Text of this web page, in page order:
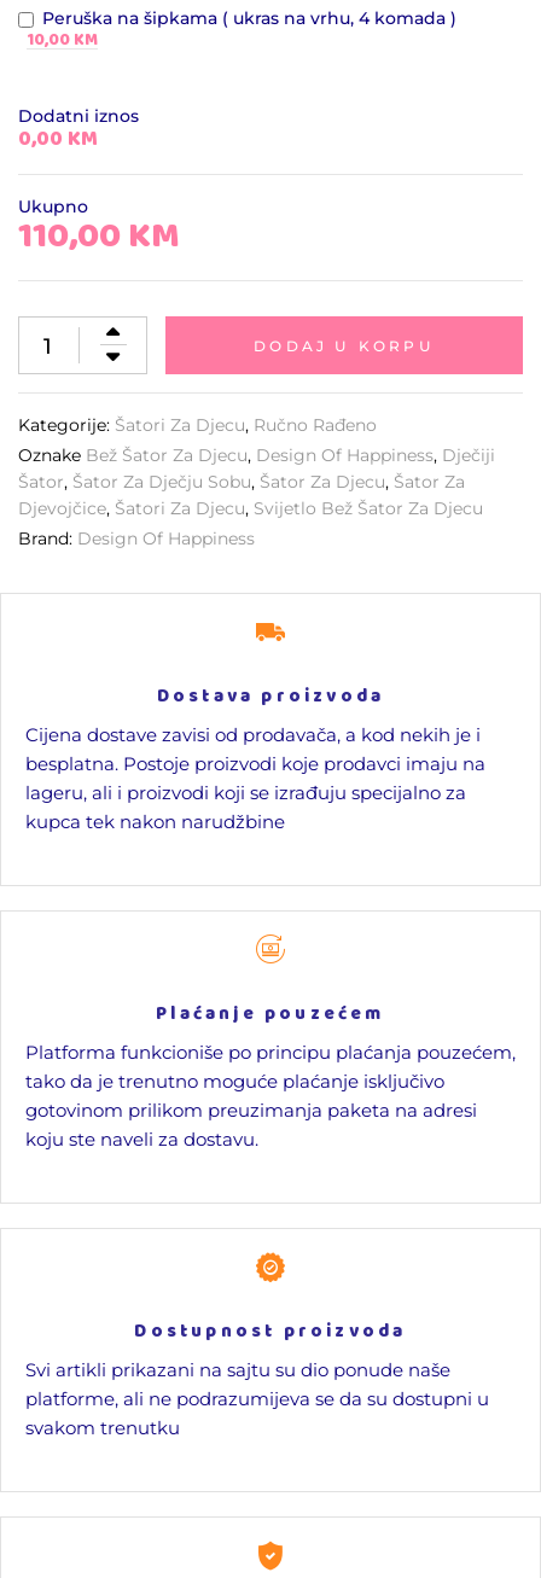
Peruška na šipkama ( ukras na vrhu, 4 komada )
10,00 KM
Dodatni iznos
0,00 KM
Ukupno
110,00KM
DODAJ U KORPU
Kategorije: Šatori Za Djecu, Ručno Rađeno
Oznake Bež Šator Za Djecu, Design Of Happiness, Dječiji
Šator, Šator Za Dječju Sobu, Šator Za Djecu, Šator Za
Djevojčice, Šatori Za Djecu, Svijetlo Bež Šator Za Djecu
Brand: Design Of Happiness
Dostava proizvoda
Cijena dostave zavisi od prodavača, a kod nekih je i
besplatna. Postoje proizvodi koje prodavci imaju na
lageru, ali i proizvodi koji se izrađuju specijalno za
kupca tek nakon narudžbine
Plaćanje pouzećem
Platforma funkcioniše po principu plaćanja pouzećem,
tako da je trenutno moguće plaćanje isključivo
gotovinom prilikom preuzimanja paketa na adresi
koju ste naveli za dostavu.
Dostupnost proizvoda
Svi artikli prikazani na sajtu su dio ponude naše
platforme, ali ne podrazumijeva se da su dostupni u
svakom trenutku